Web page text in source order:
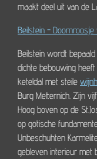
maakt deel uit van de
Beilstein - Doornroosje
Beilstein wordt
dichte bebouwing
keteldal met steile
Burg Metternich. Zijn
Hoog boven op de
op gotische
Unbeschuhten
gebleven interieur met